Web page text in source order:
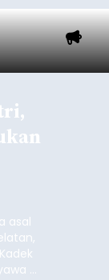
asal
di